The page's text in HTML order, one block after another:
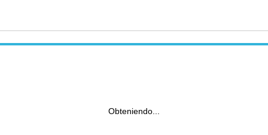
Obteniendo...